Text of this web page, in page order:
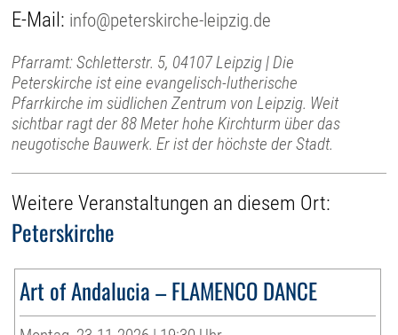
E-Mail: info@peterskirche-leipzig.de
Pfarramt: Schletterstr. 5, 04107 Leipzig | Die
Peterskirche ist eine evangelisch-lutherische
Pfarrkirche im südlichen Zentrum von Leipzig. Weit
sichtbar ragt der 88 Meter hohe Kirchturm über das
neugotische Bauwerk. Er ist der höchste der Stadt.
Weitere Veranstaltungen an diesem Ort:
Peterskirche
Art of Andalucia – FLAMENCO DANCE